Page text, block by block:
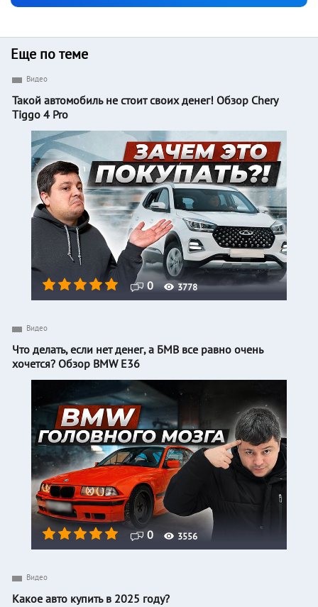
Еще по теме
0 3778
Видео
Такой автомобиль не стоит своих денег! Обзор Chery
Tiggo 4 Pro
0 3556
Видео
Что делать, если нет денег, а БМВ все равно очень
хочется? Обзор BMW E36
Видео
Какое авто купить в 2025 году?